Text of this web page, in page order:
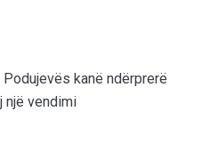
kanë ndërprerë
një vendimi